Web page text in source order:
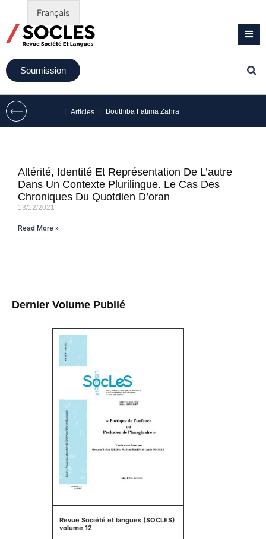
Soumission
Articles Bouthiba Fatima Zahra
Dernier Volume Publié
Revue Société et langues (SOCLES)
volume 12
Altérité, Identité Et Représentation De L’autre
Dans Un Contexte Plurilingue. Le Cas Des
Chroniques Du Quotdien D’oran
13/12/2021
Read More »
Français